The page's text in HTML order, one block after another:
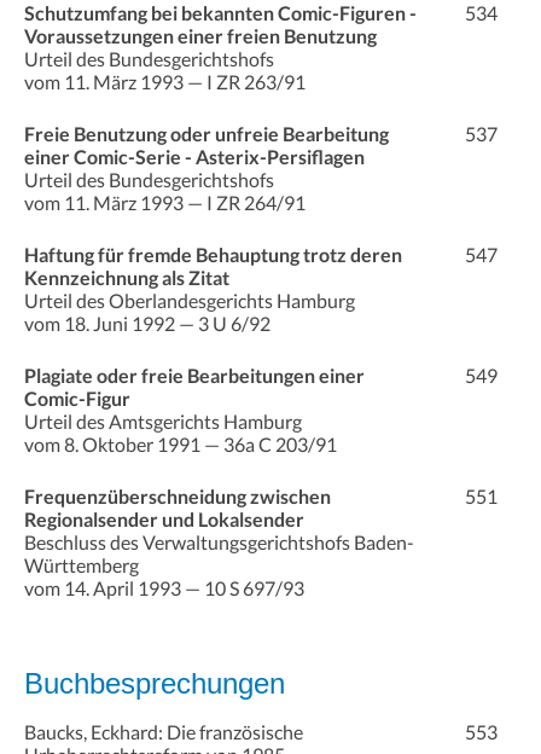
Schutzumfang bei bekannten Comic-Figuren -
Voraussetzungen einer freien Benutzung
Urteil des Bundesgerichtshofs
vom 11. März 1993 — I ZR 263/91
534
Freie Benutzung oder unfreie Bearbeitung
einer Comic-Serie - Asterix-Persiflagen
Urteil des Bundesgerichtshofs
vom 11. März 1993 — I ZR 264/91
537
Haftung für fremde Behauptung trotz deren
Kennzeichnung als Zitat
Urteil des Oberlandesgerichts Hamburg
vom 18. Juni 1992 — 3 U 6/92
547
Plagiate oder freie Bearbeitungen einer
Comic-Figur
Urteil des Amtsgerichts Hamburg
vom 8. Oktober 1991 — 36a C 203/91
549
Frequenzüberschneidung zwischen
Regionalsender und Lokalsender
Beschluss des Verwaltungsgerichtshofs Baden-
Württemberg
vom 14. April 1993 — 10 S 697/93
551
Buchbesprechungen
Baucks, Eckhard: Die französische
553